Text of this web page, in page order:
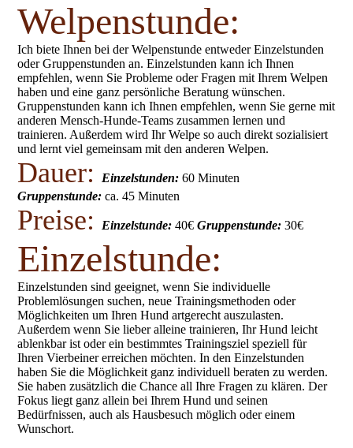
Welpenstunde:
Ich biete Ihnen bei der Welpenstunde entweder Einzelstunden
oder Gruppenstunden an. Einzelstunden kann ich Ihnen
empfehlen, wenn Sie Probleme oder Fragen mit Ihrem Welpen
haben und eine ganz persönliche Beratung wünschen.
Gruppenstunden kann ich Ihnen empfehlen, wenn Sie gerne mit
anderen Mensch-Hunde-Teams zusammen lernen und
trainieren. Außerdem wird Ihr Welpe so auch direkt sozialisiert
und lernt viel gemeinsam mit den anderen Welpen.
Dauer: Einzelstunden: 60 Minuten
Gruppenstunde: ca. 45 Minuten
Preise: Einzelstunde: 40€Gruppenstunde: 30€
Einzelstunde:
Einzelstunden sind geeignet, wenn Sie individuelle
Problemlösungen suchen, neue Trainingsmethoden oder
Möglichkeiten um Ihren Hund artgerecht auszulasten.
Außerdem wenn Sie lieber alleine trainieren, Ihr Hund leicht
ablenkbar ist oder ein bestimmtes Trainingsziel speziell für
Ihren Vierbeiner erreichen möchten. In den Einzelstunden
haben Sie die Möglichkeit ganz individuell beraten zu werden.
Sie haben zusätzlich die Chance all Ihre Fragen zu klären. Der
Fokus liegt ganz allein bei Ihrem Hund und seinen
Bedürfnissen, auch als Hausbesuch möglich oder einem
Wunschort.